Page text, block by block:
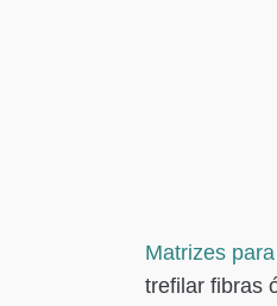
Matrizes
trefilar fibras